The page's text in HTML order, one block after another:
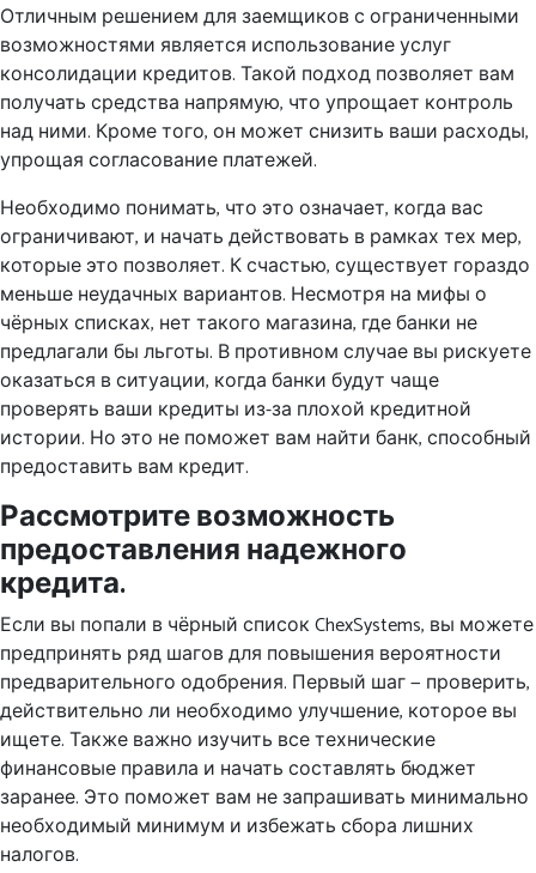
Отличным решением для заемщиков с ограниченными
возможностями является использование услуг
консолидации кредитов. Такой подход позволяет вам
получать средства напрямую, что упрощает контроль
над ними. Кроме того, он может снизить ваши расходы,
упрощая согласование платежей.
Необходимо понимать, что это означает, когда вас
ограничивают, и начать действовать в рамках тех мер,
которые это позволяет. К счастью, существует гораздо
меньше неудачных вариантов. Несмотря на мифы о
чёрных списках, нет такого магазина, где банки не
предлагали бы льготы. В противном случае вы рискуете
оказаться в ситуации, когда банки будут чаще
проверять ваши кредиты из-за плохой кредитной
истории. Но это не поможет вам найти банк, способный
предоставить вам кредит.
Рассмотрите возможность
предоставления надежного
кредита.
Если вы попали в чёрный список ChexSystems, вы можете
предпринять ряд шагов для повышения вероятности
предварительного одобрения. Первый шаг — проверить,
действительно ли необходимо улучшение, которое вы
ищете. Также важно изучить все технические
финансовые правила и начать составлять бюджет
заранее. Это поможет вам не запрашивать минимально
необходимый минимум и избежать сбора лишних
налогов.